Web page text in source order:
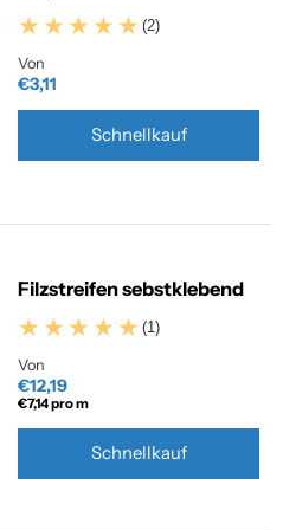
(2)
Von
€3,11
Schnellkauf
Filzstreifen sebstklebend
(1)
Von
€12,19
€7,14pro m
Schnellkauf